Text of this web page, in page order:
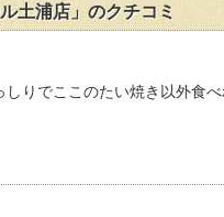
土浦店」のクチコミ
モール土浦店」おすすめ度：
りでここのたい焼き以外食べ